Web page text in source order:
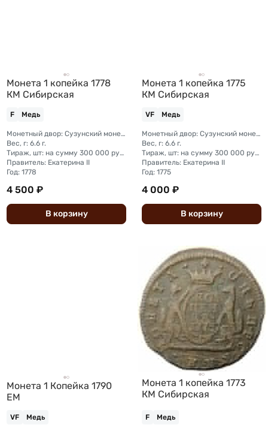
Монета 1 копейка 1778
КМ Сибирская
F Медь
Монетный двор: Сузунский монетный двор (Сибирь)
Вес, г: 6.6 г.
Тираж, шт: на сумму 300 000 рублей (сумма 10 копеек + 5 копеек +2 копейки + 1 копейка + денга + полушка)
Правитель: Екатерина II
Год: 1778
4 500 ₽
В корзину
Монета 1 копейка 1775
КМ Сибирская
VF Медь
Монетный двор: Сузунский монетный двор (Сибирь)
Вес, г: 6.6 г.
Тираж, шт: на сумму 300 000 рублей (сумма 10 копеек + 5 копеек +2 копейки + 1 копейка + денга + полушка)
Правитель: Екатерина II
Год: 1775
4 000 ₽
В корзину
Монета 1 Копейка 1790
ЕМ
VF Медь
Монета 1 копейка 1773
КМ Сибирская
F Медь